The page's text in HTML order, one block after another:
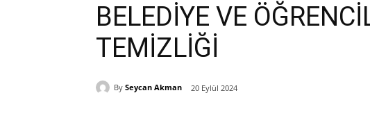
BELEDİYE VE
TEMİZLİĞİ
By Seycan Akman 20 Eylül 2024